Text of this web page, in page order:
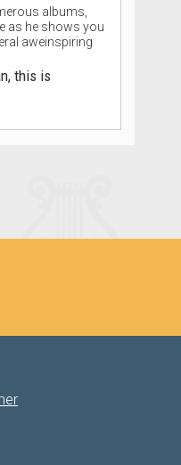
albums,
as he shows you
aweinspiring
this is